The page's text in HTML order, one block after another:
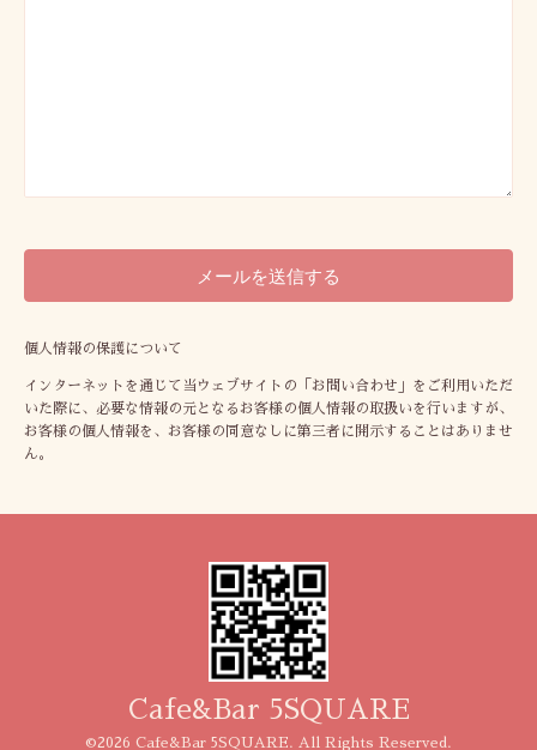
個人情報の保護について
インターネットを通じて当ウェブサイトの「お問い合わせ」をご利用いただ
いた際に、必要な情報の元となるお客様の個人情報の取扱いを行いますが、
お客様の個人情報を、お客様の同意なしに第三者に開示することはありませ
ん。
Cafe&Bar 5SQUARE
©2026 Cafe&Bar 5SQUARE. All Rights Reserved.